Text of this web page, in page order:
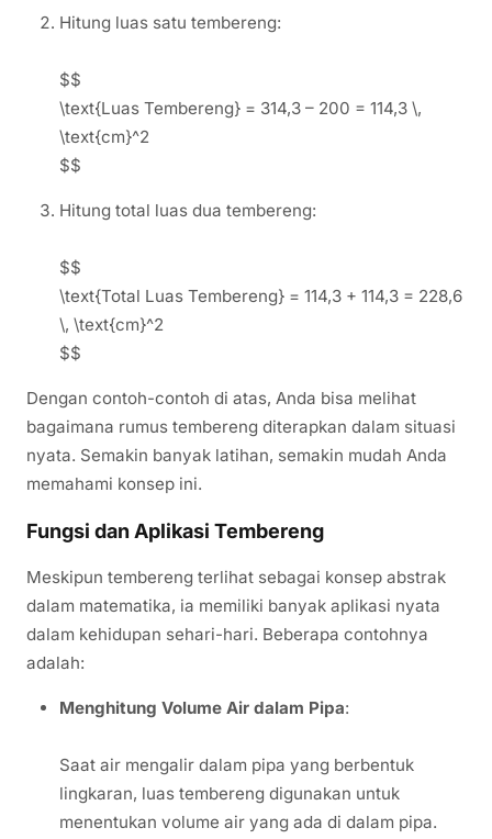
Hitung luas satu tembereng:
$$
\text{Luas Tembereng} = 314,3 – 200 = 114,3 \,
\text{cm}^2
$$
Hitung total luas dua tembereng:
$$
\text{Total Luas Tembereng} = 114,3 + 114,3 = 228,6
\, \text{cm}^2
$$
Dengan contoh-contoh di atas, Anda bisa melihat
bagaimana rumus tembereng diterapkan dalam situasi
nyata. Semakin banyak latihan, semakin mudah Anda
memahami konsep ini.
Fungsi dan Aplikasi Tembereng
Meskipun tembereng terlihat sebagai konsep abstrak
dalam matematika, ia memiliki banyak aplikasi nyata
dalam kehidupan sehari-hari. Beberapa contohnya
adalah:
Menghitung Volume Air dalam Pipa:
Saat air mengalir dalam pipa yang berbentuk
lingkaran, luas tembereng digunakan untuk
menentukan volume air yang ada di dalam pipa.